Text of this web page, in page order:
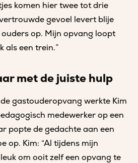
komen hier twee tot drie
gevoel levert blije
op. Mijn opvang loopt
als een trein.”
met de juiste hulp
gastouderopvang werkte Kim
medewerker op een
popte de gedachte aan een
op. Kim: “Al tijdens mijn
om ooit zelf een opvang te